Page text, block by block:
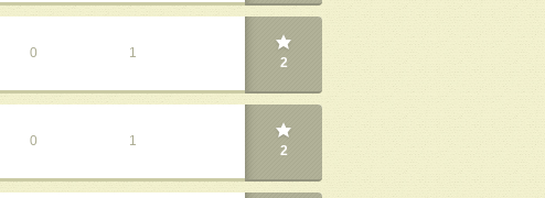
0 1
2
0 1
2